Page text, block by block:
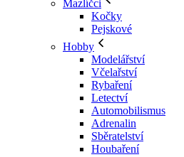
Mazlíčci
Kočky
Pejskové
Hobby
Modelářství
Včelařství
Rybaření
Letectví
Automobilismus
Adrenalin
Sběratelství
Houbaření